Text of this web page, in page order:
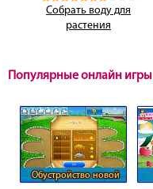
Собрать воду для
растения
Популярные онлайн игры
Обустройство новой